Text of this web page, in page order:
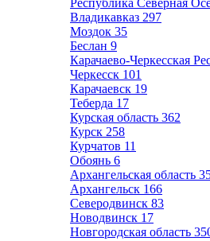
Республика Северная
Владикавказ 297
Моздок 35
Беслан 9
Карачаево-Черкесская
Черкесск 101
Карачаевск 19
Теберда 17
Курская область 362
Курск 258
Курчатов 11
Обоянь 6
Архангельская область
Архангельск 166
Северодвинск 83
Новодвинск 17
Новгородская область